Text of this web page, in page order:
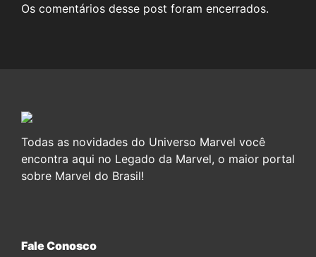
Os comentários desse post foram encerrados.
Todas as novidades do Universo Marvel você
encontra aqui no Legado da Marvel, o maior portal
sobre Marvel do Brasil!
Fale Conosco